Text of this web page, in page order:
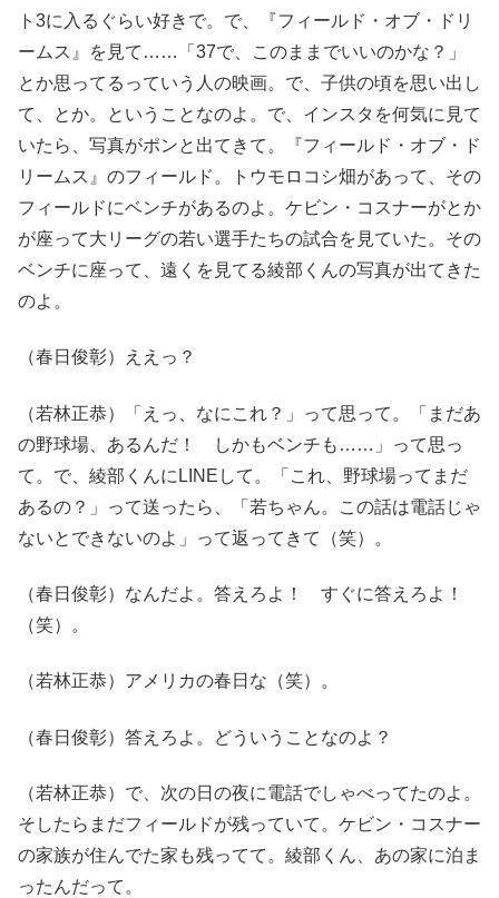
ト3に入るぐらい好きで。で、『フィールド・オブ・ドリ
ームス』を見て……「37で、このままでいいのかな？」
とか思ってるっていう人の映画。で、子供の頃を思い出し
て、とか。ということなのよ。で、インスタを何気に見て
いたら、写真がポンと出てきて。『フィールド・オブ・ド
リームス』のフィールド。トウモロコシ畑があって、その
フィールドにベンチがあるのよ。ケビン・コスナーがとか
が座って大リーグの若い選手たちの試合を見ていた。その
ベンチに座って、遠くを見てる綾部くんの写真が出てきた
のよ。
（春日俊彰）ええっ？
（若林正恭）「えっ、なにこれ？」って思って。「まだあ
の野球場、あるんだ！ しかもベンチも……」って思っ
て。で、綾部くんにLINEして。「これ、野球場ってまだ
あるの？」って送ったら、「若ちゃん。この話は電話じゃ
ないとできないのよ」って返ってきて（笑）。
（春日俊彰）なんだよ。答えろよ！ すぐに答えろよ！
（笑）。
（若林正恭）アメリカの春日な（笑）。
（春日俊彰）答えろよ。どういうことなのよ？
（若林正恭）で、次の日の夜に電話でしゃべってたのよ。
そしたらまだフィールドが残っていて。ケビン・コスナー
の家族が住んでた家も残ってて。綾部くん、あの家に泊ま
ったんだって。